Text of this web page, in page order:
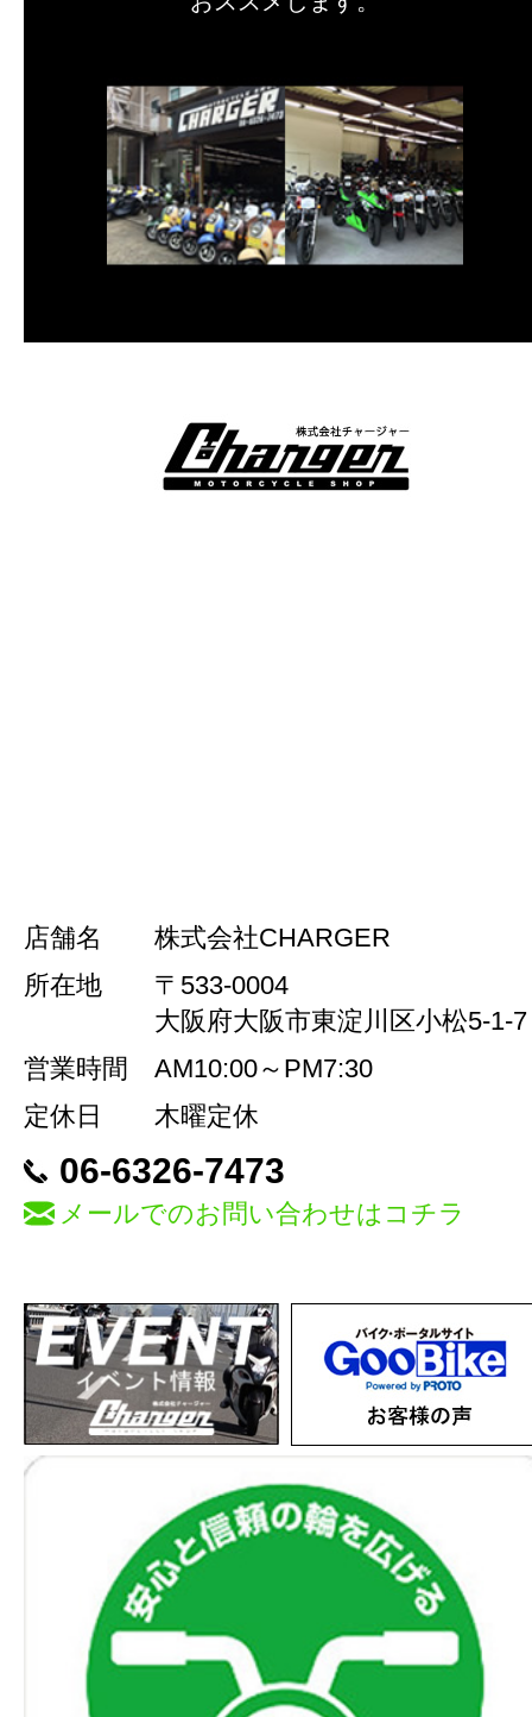
店舗名
株式会社CHARGER
所在地
〒533-0004
大阪府大阪市東淀川区小松5-1-7
営業時間
AM10:00～PM7:30
定休日
木曜定休
06-6326-7473
メールでのお問い合わせはコチラ